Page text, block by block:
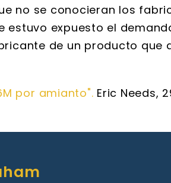
no se conocieran los
expuesto el
de un producto que
por amianto". Eric Needs,